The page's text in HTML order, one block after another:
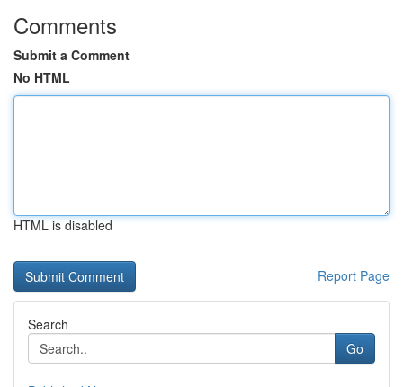
Comments
Submit a Comment
No HTML
HTML is disabled
Report Page
Search
Go